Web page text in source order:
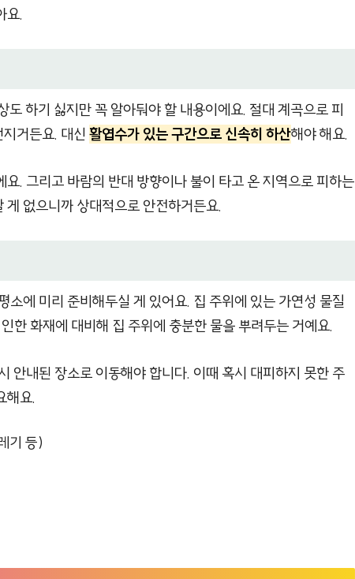
요.
하기 싫지만 꼭 알아둬야 할 내용이에요. 절대 계곡으로 피
거든요. 대신 활엽수가 있는 구간으로 신속히 하산해야 해요.
. 그리고 바람의 반대 방향이나 불이 타고 온 지역으로 피하는
없으니까 상대적으로 안전하거든요.
소에 미리 준비해두실 게 있어요. 집 주위에 있는 가연성 물질
한 화재에 대비해 집 주위에 충분한 물을 뿌려두는 거예요.
안내된 장소로 이동해야 합니다. 이때 혹시 대피하지 못한 주
해요.
기 등)